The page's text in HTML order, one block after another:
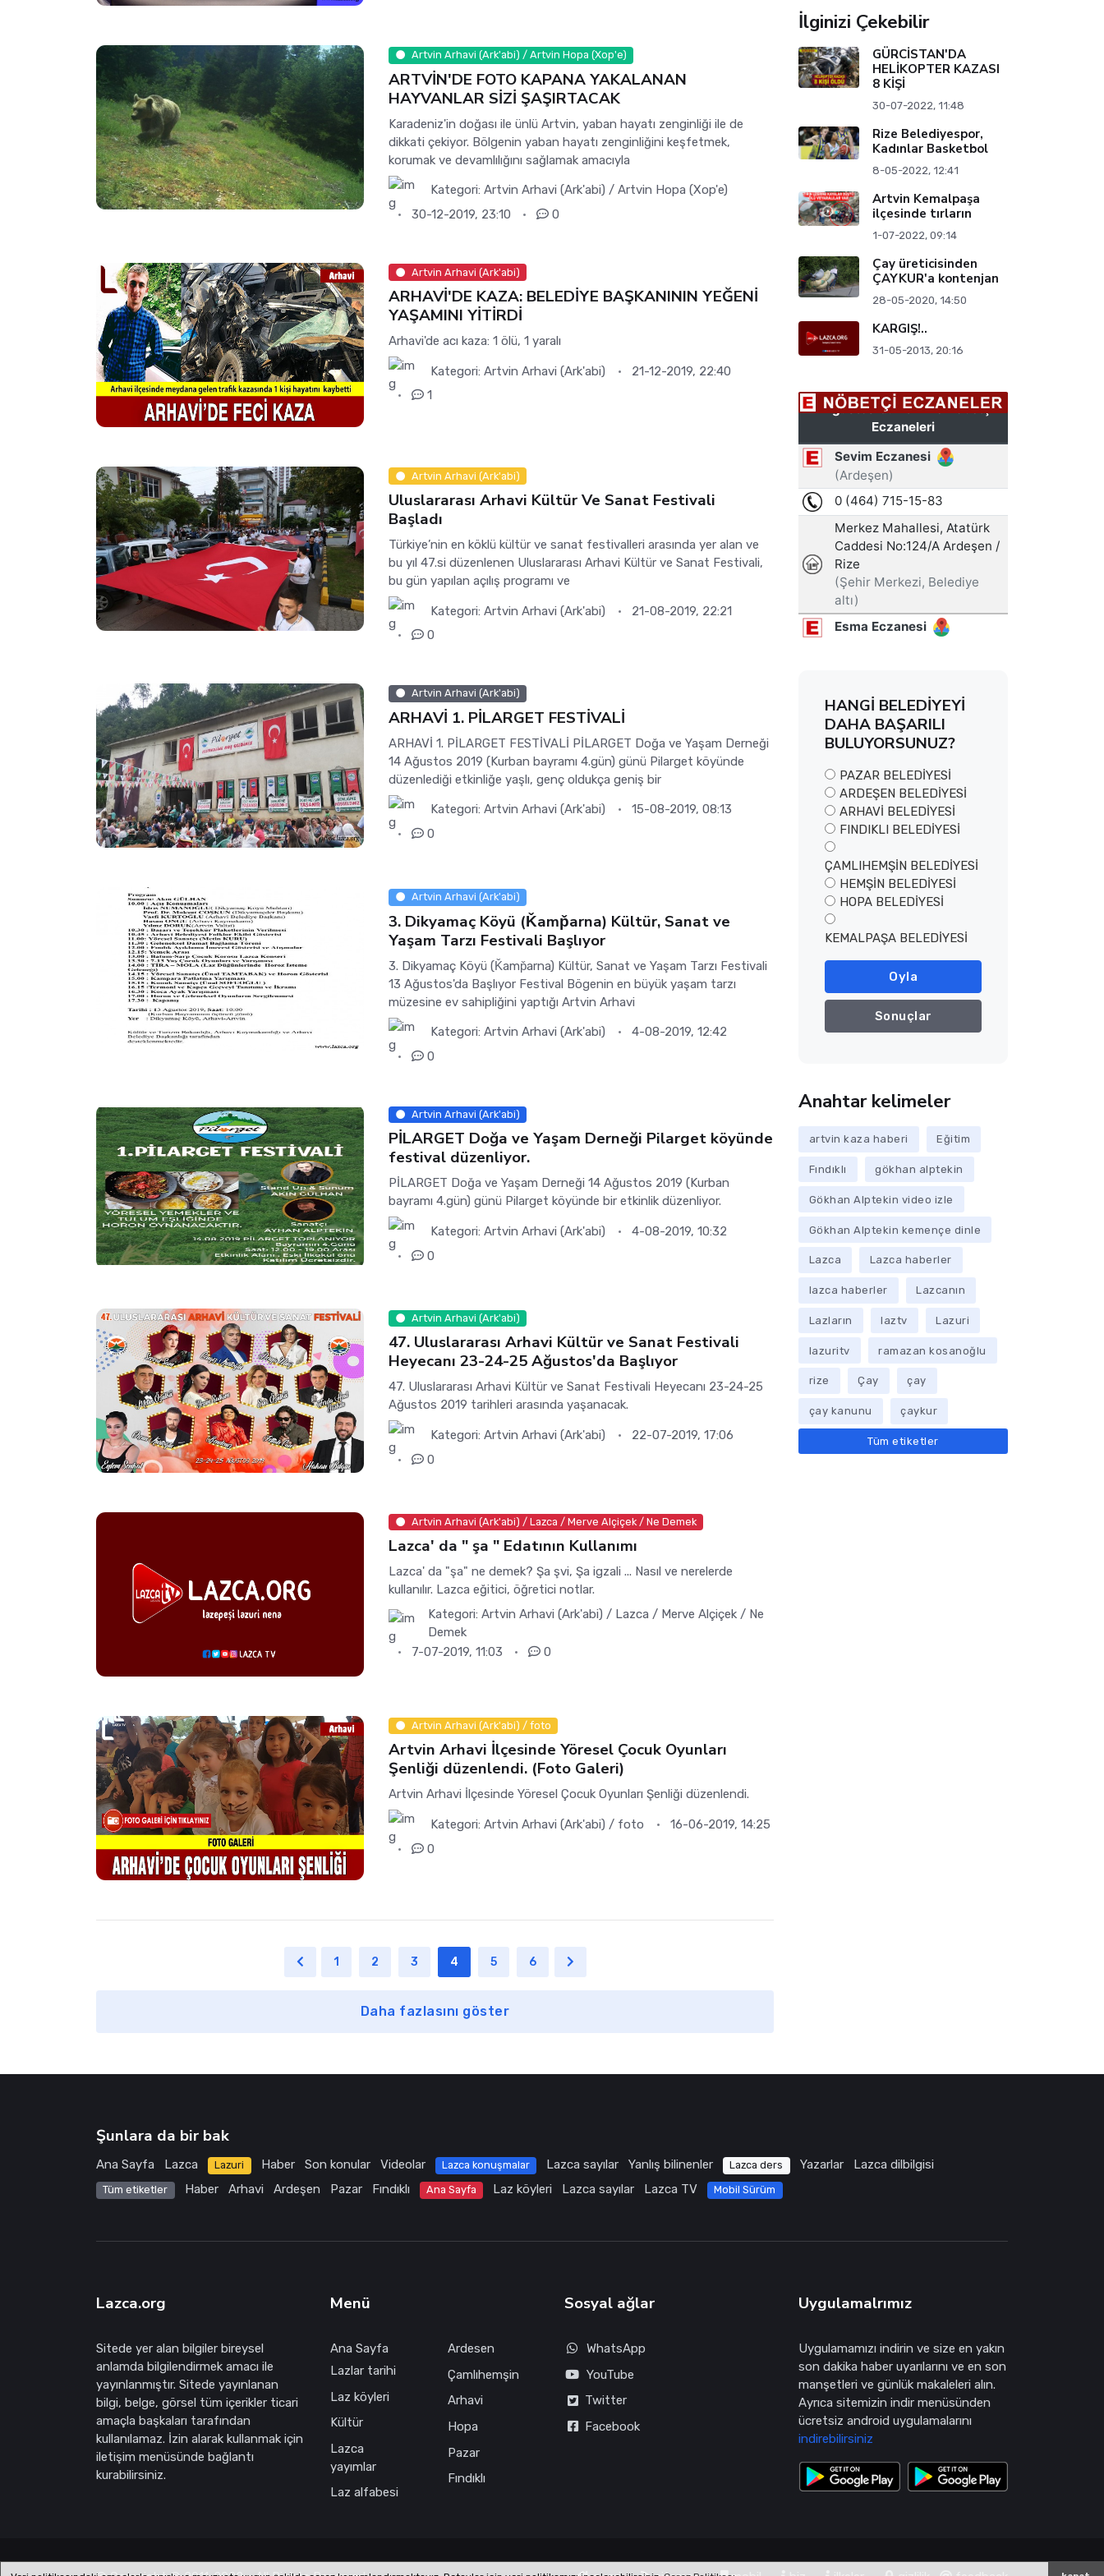
Artvin Arhavi (Ark'abi) / Artvin Hopa (Xop'e)
ARTVİN'DE FOTO KAPANA YAKALANAN
HAYVANLAR SİZİ ŞAŞIRTACAK
Karadeniz'in doğası ile ünlü Artvin, yaban hayatı zenginliği ile de
dikkati çekiyor. Bölgenin yaban hayatı zenginliğini keşfetmek,
korumak ve devamlılığını sağlamak amacıyla
Kategori:Artvin Arhavi (Ark'abi) / Artvin Hopa (Xop'e)
30-12-2019, 23:10
0
Artvin Arhavi (Ark'abi)
ARHAVİ'DE KAZA: BELEDİYE BAŞKANININ YEĞENİ
YAŞAMINI YİTİRDİ
Arhavi'de acı kaza: 1 ölü, 1 yaralı
Kategori:Artvin Arhavi (Ark'abi)
21-12-2019, 22:40
1
Artvin Arhavi (Ark'abi)
Uluslararası Arhavi Kültür Ve Sanat Festivali
Başladı
Türkiye’nin en köklü kültür ve sanat festivalleri arasında yer alan ve
bu yıl 47.si düzenlenen Uluslararası Arhavi Kültür ve Sanat Festivali,
bu gün yapılan açılış programı ve
Kategori:Artvin Arhavi (Ark'abi)
21-08-2019, 22:21
0
Artvin Arhavi (Ark'abi)
ARHAVİ 1. PİLARGET FESTİVALİ
ARHAVİ 1. PİLARGET FESTİVALİ PİLARGET Doğa ve Yaşam Derneği
14 Ağustos 2019 (Kurban bayramı 4.gün) günü Pilarget köyünde
düzenlediği etkinliğe yaşlı, genç oldukça geniş bir
Kategori:Artvin Arhavi (Ark'abi)
15-08-2019, 08:13
0
Artvin Arhavi (Ark'abi)
3. Dikyamaç Köyü (Ǩamp̌arna) Kültür, Sanat ve
Yaşam Tarzı Festivali Başlıyor
3. Dikyamaç Köyü (Ǩamp̌arna) Kültür, Sanat ve Yaşam Tarzı Festivali
13 Ağustos'da Başlıyor Festival Bögenin en büyük yaşam tarzı
müzesine ev sahipliğini yaptığı Artvin Arhavi
Kategori:Artvin Arhavi (Ark'abi)
4-08-2019, 12:42
0
Artvin Arhavi (Ark'abi)
PİLARGET Doğa ve Yaşam Derneği Pilarget köyünde
festival düzenliyor.
PİLARGET Doğa ve Yaşam Derneği 14 Ağustos 2019 (Kurban
bayramı 4.gün) günü Pilarget köyünde bir etkinlik düzenliyor.
Kategori:Artvin Arhavi (Ark'abi)
4-08-2019, 10:32
0
Artvin Arhavi (Ark'abi)
47. Uluslararası Arhavi Kültür ve Sanat Festivali
Heyecanı 23-24-25 Ağustos'da Başlıyor
47. Uluslararası Arhavi Kültür ve Sanat Festivali Heyecanı 23-24-25
Ağustos 2019 tarihleri arasında yaşanacak.
Kategori:Artvin Arhavi (Ark'abi)
22-07-2019, 17:06
0
Artvin Arhavi (Ark'abi) / Lazca / Merve Alçiçek / Ne Demek
Lazca' da " şa " Edatının Kullanımı
Lazca' da "şa" ne demek? Şa şvi, Şa igzali ... Nasıl ve nerelerde
kullanılır. Lazca eğitici, öğretici notlar.
Kategori:Artvin Arhavi (Ark'abi) / Lazca / Merve Alçiçek / Ne
Demek
7-07-2019, 11:03
0
Artvin Arhavi (Ark'abi) / foto
Artvin Arhavi İlçesinde Yöresel Çocuk Oyunları
Şenliği düzenlendi. (Foto Galeri)
Artvin Arhavi İlçesinde Yöresel Çocuk Oyunları Şenliği düzenlendi.
Kategori:Artvin Arhavi (Ark'abi) / foto
16-06-2019, 14:25
0
1 2 3 4 5 6
Daha fazlasını göster
İlginizi Çekebilir
GÜRCİSTAN'DA
HELİKOPTER KAZASI
8 KİŞİ
30-07-2022, 11:48
Rize Belediyespor,
Kadınlar Basketbol
8-05-2022, 12:41
Artvin Kemalpaşa
ilçesinde tırların
1-07-2022, 09:14
Çay üreticisinden
ÇAYKUR'a kontenjan
28-05-2020, 14:50
KARGIŞ!..
31-05-2013, 20:16
HANGİ BELEDİYEYİ
DAHA BAŞARILI
BULUYORSUNUZ?
PAZAR BELEDİYESİ
ARDEŞEN BELEDİYESİ
ARHAVİ BELEDİYESİ
FINDIKLI BELEDİYESİ
ÇAMLIHEMŞİN BELEDİYESİ
HEMŞİN BELEDİYESİ
HOPA BELEDİYESİ
KEMALPAŞA BELEDİYESİ
Oyla
Sonuçlar
Anahtar kelimeler
artvin kaza haberi Eğitim
Fındıklı gökhan alptekin
Gökhan Alptekin video izle
Gökhan Alptekin kemençe dinle
Lazca Lazca haberler
lazca haberler Lazcanın
Lazların laztv Lazuri
lazuritv ramazan kosanoğlu
rize Çay çay
çay kanunu çaykur
Tüm etiketler
Şunlara da bir bak
Ana Sayfa Lazca Lazuri Haber Son konular Videolar Lazca konuşmalar Lazca sayılar Yanlış bilinenler Lazca ders Yazarlar Lazca dilbilgisi
Tüm etiketler Haber Arhavi Ardeşen Pazar Fındıklı Ana Sayfa Laz köyleri Lazca sayılar Lazca TV Mobil Sürüm
Lazca.org
Sitede yer alan bilgiler bireysel
anlamda bilgilendirmek amacı ile
yayınlanmıştır. Sitede yayınlanan
bilgi, belge, görsel tüm içerikler ticari
amaçla başkaları tarafından
kullanılamaz. İzin alarak kullanmak için
iletişim menüsünde bağlantı
kurabilirsiniz.
Menü
Ana Sayfa
Lazlar tarihi
Laz köyleri
Kültür
Lazca
yayımlar
Laz alfabesi
Ardesen
Çamlıhemşin
Arhavi
Hopa
Pazar
Fındıklı
Sosyal ağlar
WhatsApp
YouTube
Twitter
Facebook
Uygulamalrımız
Uygulamamızı indirin ve size en yakın
son dakika haber uyarılarını ve en son
manşetleri ve günlük makaleleri alın.
Ayrıca sitemizin indir menüsünden
ücretsiz android uygulamalarını
indirebilirsiniz